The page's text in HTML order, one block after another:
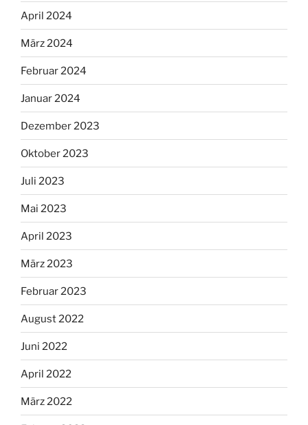
April 2024
März 2024
Februar 2024
Januar 2024
Dezember 2023
Oktober 2023
Juli 2023
Mai 2023
April 2023
März 2023
Februar 2023
August 2022
Juni 2022
April 2022
März 2022